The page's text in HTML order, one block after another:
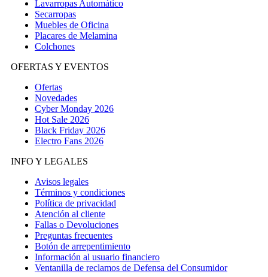
Lavarropas Automático
Secarropas
Muebles de Oficina
Placares de Melamina
Colchones
OFERTAS Y EVENTOS
Ofertas
Novedades
Cyber Monday 2026
Hot Sale 2026
Black Friday 2026
Electro Fans 2026
INFO Y LEGALES
Avisos legales
Términos y condiciones
Política de privacidad
Atención al cliente
Fallas o Devoluciones
Preguntas frecuentes
Botón de arrepentimiento
Información al usuario financiero
Ventanilla de reclamos de Defensa del Consumidor